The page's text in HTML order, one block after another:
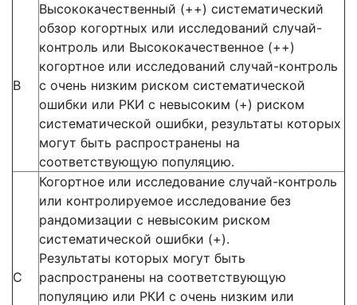
В
Высококачественный (++) систематический
обзор когортных или исследований случай-
контроль или Высококачественное (++)
когортное или исследований случай-контроль
с очень низким риском систематической
ошибки или РКИ с невысоким (+) риском
систематической ошибки, результаты которых
могут быть распространены на
соответствующую популяцию.
С
Когортное или исследование случай-контроль
или контролируемое исследование без
рандомизации с невысоким риском
систематической ошибки (+).
Результаты которых могут быть
распространены на соответствующую
популяцию или РКИ с очень низким или